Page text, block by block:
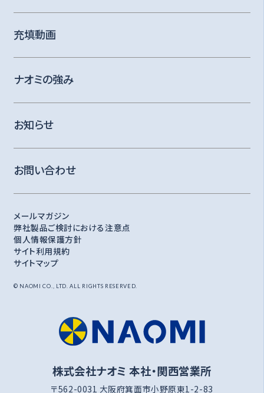
充填動画
ナオミの強み
お知らせ
お問い合わせ
メールマガジン
弊社製品ご検討における注意点
個人情報保護方針
サイト利用規約
サイトマップ
© NAOMI CO., LTD. ALL RIGHTS RESERVED.
株式会社ナオミ 本社・関西営業所
〒562-0031 大阪府箕面市小野原東1-2-83